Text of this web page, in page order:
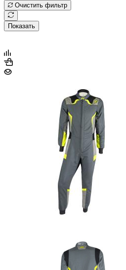
Очистить фильтр
Показать